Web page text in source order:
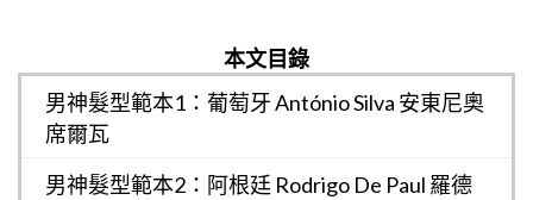
本文目錄
男神髮型範本1：葡萄牙 António Silva 安東尼奧
席爾瓦
男神髮型範本2：阿根廷 Rodrigo De Paul 羅德